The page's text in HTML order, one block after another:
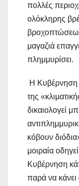
πολλές
ολόκληρης
μαγαζιά
πλημμυρίσει.
Η Κυβέρνηση
της
δικαιολογεί
κόβουν
μοιραία
Κυβέρνηση
παρά να κάνει